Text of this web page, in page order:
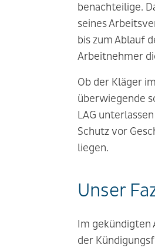
benachteilige.
seines
bis zum Ablauf
Arbeitnehmer
Ob der Kläger
überwiegende
LAG
Schutz vor
liegen.
Unser
Im gekündigten
der